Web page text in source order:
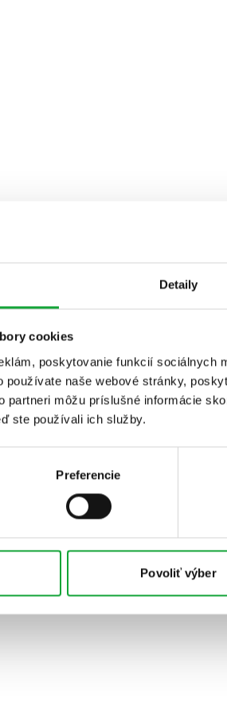
Detaily
cookies
poskytovanie funkcií sociálnych
používate naše webové stránky,
partneri môžu príslušné informácie
ste používali ich služby.
Preferencie
Povoliť výber